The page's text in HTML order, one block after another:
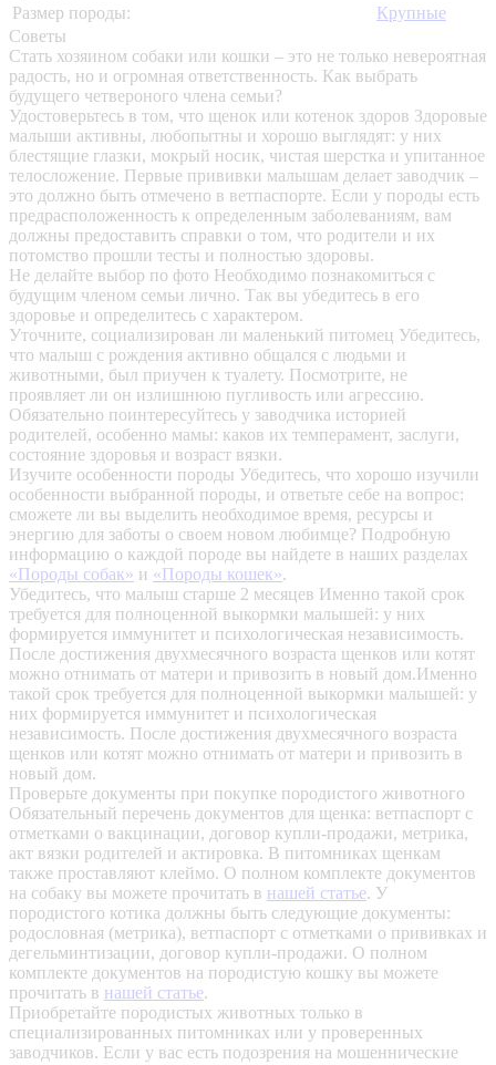
Размер породы:
Крупные
Советы
Стать хозяином собаки или кошки – это не только невероятная
радость, но и огромная ответственность. Как выбрать
будущего четвероного члена семьи?
Удостоверьтесь в том, что щенок или котенок здоров Здоровые
малыши активны, любопытны и хорошо выглядят: у них
блестящие глазки, мокрый носик, чистая шерстка и упитанное
телосложение. Первые прививки малышам делает заводчик –
это должно быть отмечено в ветпаспорте. Если у породы есть
предрасположенность к определенным заболеваниям, вам
должны предоставить справки о том, что родители и их
потомство прошли тесты и полностью здоровы.
Не делайте выбор по фото Необходимо познакомиться с
будущим членом семьи лично. Так вы убедитесь в его
здоровье и определитесь с характером.
Уточните, социализирован ли маленький питомец Убедитесь,
что малыш с рождения активно общался с людьми и
животными, был приучен к туалету. Посмотрите, не
проявляет ли он излишнюю пугливость или агрессию.
Обязательно поинтересуйтесь у заводчика историей
родителей, особенно мамы: каков их темперамент, заслуги,
состояние здоровья и возраст вязки.
Изучите особенности породы Убедитесь, что хорошо изучили
особенности выбранной породы, и ответьте себе на вопрос:
сможете ли вы выделить необходимое время, ресурсы и
энергию для заботы о своем новом любимце? Подробную
информацию о каждой породе вы найдете в наших разделах
«Породы собак» и «Породы кошек».
Убедитесь, что малыш старше 2 месяцев Именно такой срок
требуется для полноценной выкормки малышей: у них
формируется иммунитет и психологическая независимость.
После достижения двухмесячного возраста щенков или котят
можно отнимать от матери и привозить в новый дом.Именно
такой срок требуется для полноценной выкормки малышей: у
них формируется иммунитет и психологическая
независимость. После достижения двухмесячного возраста
щенков или котят можно отнимать от матери и привозить в
новый дом.
Проверьте документы при покупке породистого животного
Обязательный перечень документов для щенка: ветпаспорт с
отметками о вакцинации, договор купли-продажи, метрика,
акт вязки родителей и актировка. В питомниках щенкам
также проставляют клеймо. О полном комплекте документов
на собаку вы можете прочитать в нашей статье. У
породистого котика должны быть следующие документы:
родословная (метрика), ветпаспорт с отметками о прививках и
дегельминтизации, договор купли-продажи. О полном
комплекте документов на породистую кошку вы можете
прочитать в нашей статье.
Приобретайте породистых животных только в
специализированных питомниках или у проверенных
заводчиков. Если у вас есть подозрения на мошеннические